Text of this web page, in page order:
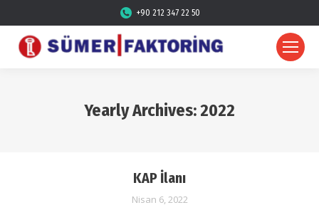
+90 212 347 22 50
Yearly Archives:2022
KAP İlanı
Nisan 6, 2022